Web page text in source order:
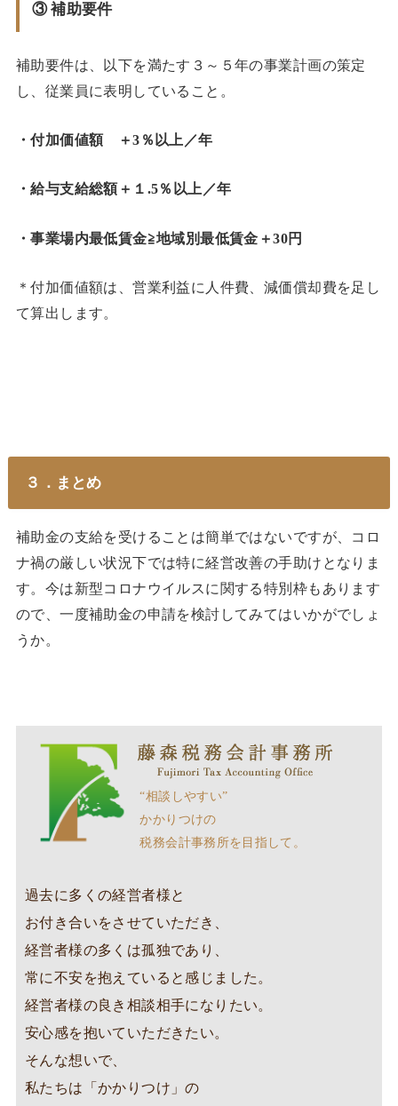
③ 補助要件
補助要件は、以下を満たす３～５年の事業計画の策定
し、従業員に表明していること。
・付加価値額 ＋3％以上／年
・給与支給総額＋１.5％以上／年
・事業場内最低賃金≧地域別最低賃金＋30円
＊付加価値額は、営業利益に人件費、減価償却費を足し
て算出します。
３．まとめ
補助金の支給を受けることは簡単ではないですが、コロ
ナ禍の厳しい状況下では特に経営改善の手助けとなりま
す。今は新型コロナウイルスに関する特別枠もあります
ので、一度補助金の申請を検討してみてはいかがでしょ
うか。
“相談しやすい”
かかりつけの
税務会計事務所を目指して。
過去に多くの経営者様と
お付き合いをさせていただき、
経営者様の多くは孤独であり、
常に不安を抱えていると感じました。
経営者様の良き相談相手になりたい。
安心感を抱いていただきたい。
そんな想いで、
私たちは「かかりつけ」の